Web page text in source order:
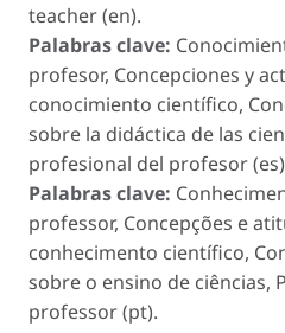
teacher (en).
Palabras clave:
profesor, Concepciones y
conocimiento científico,
sobre la didáctica de las
profesional del profesor
Palabras clave:
professor, Concepções e
conhecimento científico,
sobre o ensino de ciências,
professor (pt).